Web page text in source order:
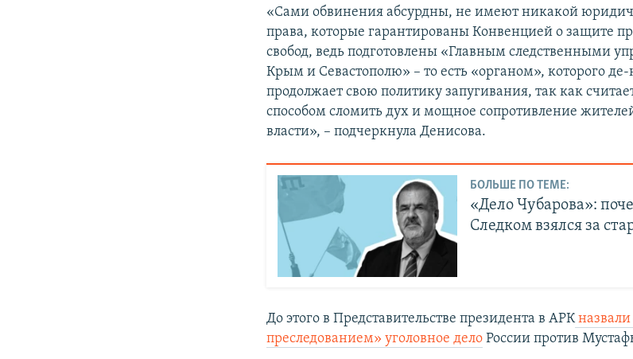
«Сами обвинения абсурдны, не имеют никакой
права, которые гарантированы Конвенцией о защите
свобод, ведь подготовлены «Главным следственными
Крым и Севастополю» – то есть «органом», которого де-
продолжает свою политику запугивания, так как
способом сломить дух и мощное сопротивление
власти», – подчеркнула Денисова.
БОЛЬШЕ ПО ТЕМЕ:
«Дело Чубарова»:
Следком взялся за
До этого в Представительстве президента в АРК
преследованием» уголовное дело России против